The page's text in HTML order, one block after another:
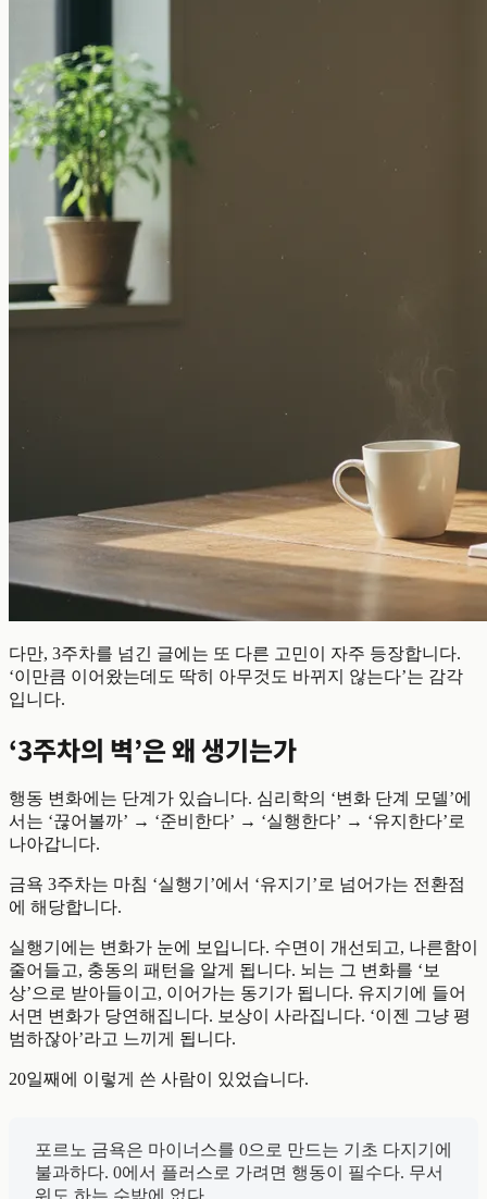
다만, 3주차를 넘긴 글에는 또 다른 고민이 자주 등장합니다.
‘이만큼 이어왔는데도 딱히 아무것도 바뀌지 않는다’는 감각
입니다.
‘3주차의 벽’은 왜 생기는가
행동 변화에는 단계가 있습니다. 심리학의 ‘변화 단계 모델’에
서는 ‘끊어볼까’ → ‘준비한다’ → ‘실행한다’ → ‘유지한다’로
나아갑니다.
금욕 3주차는 마침 ‘실행기’에서 ‘유지기’로 넘어가는 전환점
에 해당합니다.
실행기에는 변화가 눈에 보입니다. 수면이 개선되고, 나른함이
줄어들고, 충동의 패턴을 알게 됩니다. 뇌는 그 변화를 ‘보
상’으로 받아들이고, 이어가는 동기가 됩니다. 유지기에 들어
서면 변화가 당연해집니다. 보상이 사라집니다. ‘이젠 그냥 평
범하잖아’라고 느끼게 됩니다.
20일째에 이렇게 쓴 사람이 있었습니다.
포르노 금욕은 마이너스를 0으로 만드는 기초 다지기에
불과하다. 0에서 플러스로 가려면 행동이 필수다. 무서
워도 하는 수밖에 없다.